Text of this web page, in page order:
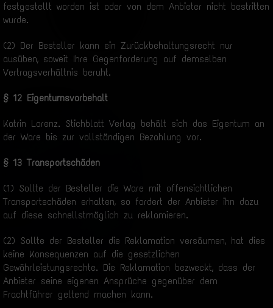
festgestellt worden ist oder von dem Anbieter nicht bestritten
wurde.
(2) Der Besteller kann ein Zurückbehaltungsrecht nur
ausüben, soweit Ihre Gegenforderung auf demselben
Vertragsverhältnis beruht.
§ 12 Eigentumsvorbehalt
Katrin Lorenz. Stichblatt Verlag behält sich das Eigentum an
der Ware bis zur vollständigen Bezahlung vor.
§ 13 Transportschäden
(1) Sollte der Besteller die Ware mit offensichtlichen
Transportschäden erhalten, so fordert der Anbieter ihn dazu
auf diese schnellstmöglich zu reklamieren.
(2) Sollte der Besteller die Reklamation versäumen, hat dies
keine Konsequenzen auf die gesetzlichen
Gewährleistungsrechte. Die Reklamation bezweckt, dass der
Anbieter seine eigenen Ansprüche gegenüber dem
Frachtführer geltend machen kann.